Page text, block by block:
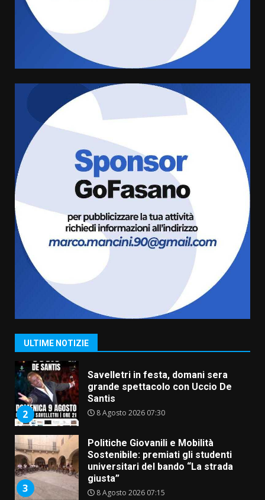
ULTIME NOTIZIE
US Fasano, Scianaro: “Profonda
amarezza per esclusione dal
campionato di calcio”
Fasanese ferito a colpi di arma
da fuoco
6 Agosto 2026 18:13
Carta d’identità: continua il piano
di aperture straordinarie del
Comune di Fasano
6 Agosto 2026 14:16
La Banda Città di Fasano apre
ufficialmente la Festa di
8 Agosto 2026 11:00
2
Savelletri in festa, domani sera
grande spettacolo con Uccio De
3
Politiche Giovanili e Mobilità
Sostenibile: premiati gli studenti
universitari del bando “La strada
8 Agosto 2026 07:15
4
“I Contestatori: Musica di
Rivoluzione”: nuovo
appuntamento con “Fasano in
Banda”
7 Agosto 2026 06:05